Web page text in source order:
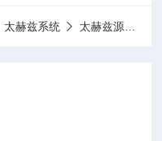
太赫兹系统 太赫兹源